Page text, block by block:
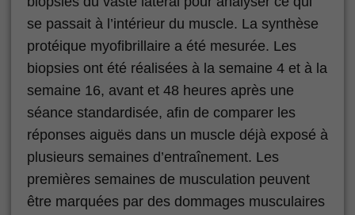
se passait à l’intérieur du muscle. La synthèse
protéique myofibrillaire a été mesurée. Les
biopsies ont été réalisées à la semaine 4 et à la
semaine 16, avant et 48 heures après une
séance standardisée, afin de comparer les
réponses aiguës dans un muscle déjà exposé à
plusieurs semaines d’entraînement. Les
premières semaines de musculation peuvent
être marquées par des dommages musculaires